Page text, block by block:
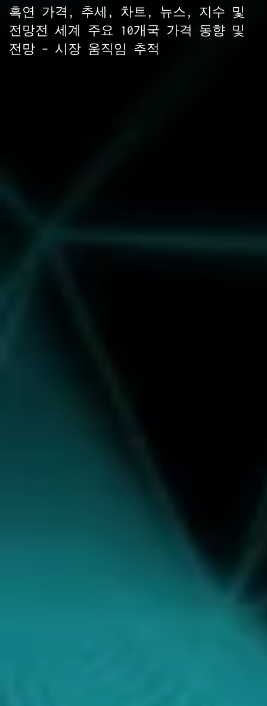
흑연 가격, 추세, 차트, 뉴스, 지수 및
전망전 세계 주요 10개국 가격 동향 및
전망 – 시장 움직임 추적